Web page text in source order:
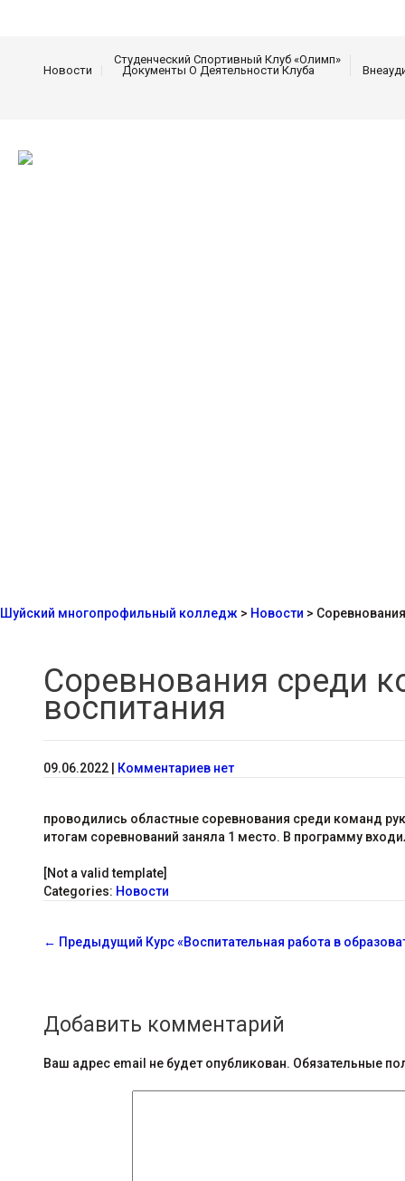
Новости
Студенческий Спортивный Клуб «Олимп»
Документы О Деятельности Клуба
Шуйский многопрофильный колледж > Новости >
Соревнования среди
воспитания
09.06.2022 Комментариев нет
проводились областные соревнования среди команд
итогам соревнований заняла 1 место. В программу
[Not a valid template]
Categories: Новости
С
б
щ
← Предыдущий Курс «Воспитательная работа в
Добавить комментарий
Ваш адрес email не будет опубликован. Обязательные